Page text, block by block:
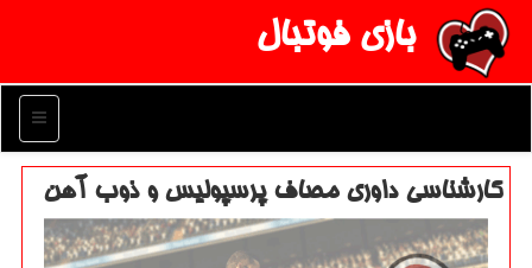
بازی فوتبال
منو
كارشناسی داوری مصاف پرسپولیس و ذوب آهن